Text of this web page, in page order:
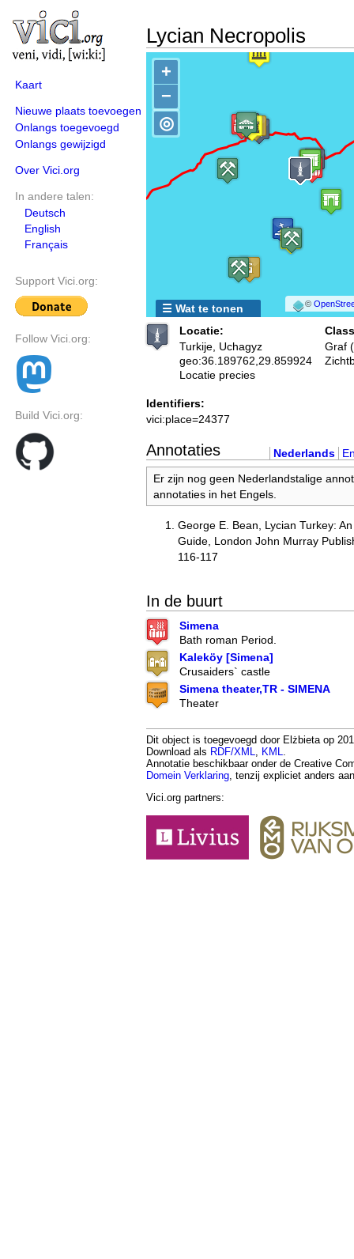
Kaart
Nieuwe plaats toevoegen
Onlangs toegevoegd
Onlangs gewijzigd
Over Vici.org
In andere talen:
Deutsch
English
Français
Support Vici.org:
Follow Vici.org:
Build Vici.org:
Lycian Necropolis
+
−
©
◎
☰ Wat te tonen
Locatie:
Turkije, Uchagyz
geo:36.189762,29.859924
Locatie precies
Graf
Identifiers:
vici:place=24377
Annotaties Nederlands
Er zijn nog geen Nederlandstalige
annotaties in het Engels.
George E. Bean, Lycian Turkey:
Guide, London John Murray
116-117
In de buurt
Simena
Bath roman Period.
Kaleköy [Simena]
Crusaiders` castle
Simena theater,TR - SIMENA
Theater
Dit object is toegevoegd door Elżbieta op
Download als RDF/XML KML
Annotatie beschikbaar onder de Creative
Domein Verklaring , tenzij expliciet anders
Vici.org partners: